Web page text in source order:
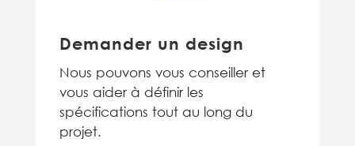
Demander un design
Nous pouvons vous conseiller et
vous aider à définir les
spécifications tout au long du
projet.